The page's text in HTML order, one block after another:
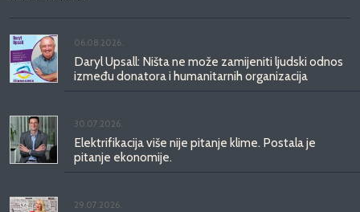
06.08.2026.
Daryl Upsall: Ništa ne može zamijeniti ljudski odnos
između donatora i humanitarnih organizacija
30.07.2026.
Elektrifikacija više nije pitanje klime. Postala je
pitanje ekonomije.
29.07.2026.